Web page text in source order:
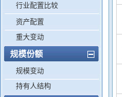
行业配置比较
资产配置
重大变动
规模份额
规模变动
持有人结构